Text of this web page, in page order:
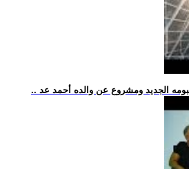
الجديد ومشروع عن والده أحمد عد